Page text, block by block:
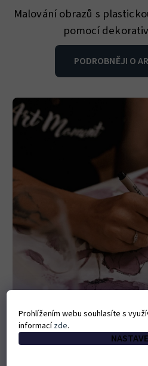
Malování obrazů s
pomocí
PODROBNĚJI O
Prohlížením webu souhlasíte s
informacízde.